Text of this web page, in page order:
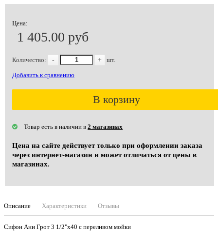
Цена:
1 405.00 руб
Количество: - + шт.
Добавить к сравнению
В корзину
Товар есть в наличии в 2 магазинах
Цена на сайте действует только при оформлении заказа
через интернет-магазин и может отличаться от цены в
магазинах.
Описание Характеристики Отзывы
Сифон Ани Грот 3 1/2"х40 с переливом мойки